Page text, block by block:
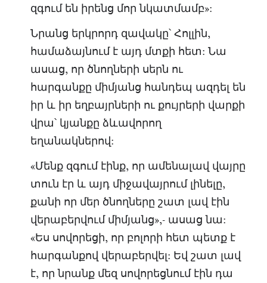
զգում են իրենց մոր նկատմամբ»:
Նրանց երկրորդ զավակը՝ Հոլլին,
համաձայնում է այդ մտքի հետ: Նա
ասաց, որ ծնողների սերն ու
հարգանքը միմյանց հանդեպ ազդել են
իր և իր եղբայրների ու քույրերի վարքի
վրա՝ կյանքը ձևավորող
եղանակներով:
«Մենք զգում էինք, որ ամենալավ վայրը
տուն էր և այդ միջավայրում լինելը,
քանի որ մեր ծնողները շատ լավ էին
վերաբերվում միմյանց»,- ասաց նա:
«Ես սովորեցի, որ բոլորի հետ պետք է
հարգանքով վերաբերվել: Եվ շատ լավ
է, որ նրանք մեզ սովորեցնում էին դա